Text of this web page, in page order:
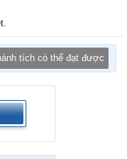
tích có thể đạt được